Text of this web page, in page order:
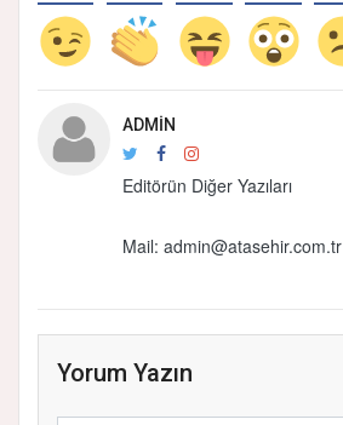
ADMIN
Editörün Diğer Yazıları
Mail: admin@atasehir.com.tr
Yorum Yazın